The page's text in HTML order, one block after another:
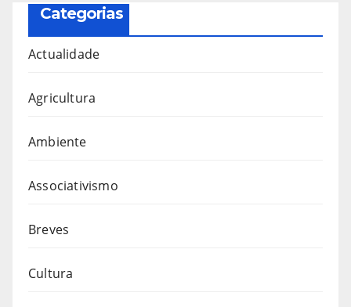
Categorias
Actualidade
Agricultura
Ambiente
Associativismo
Breves
Cultura